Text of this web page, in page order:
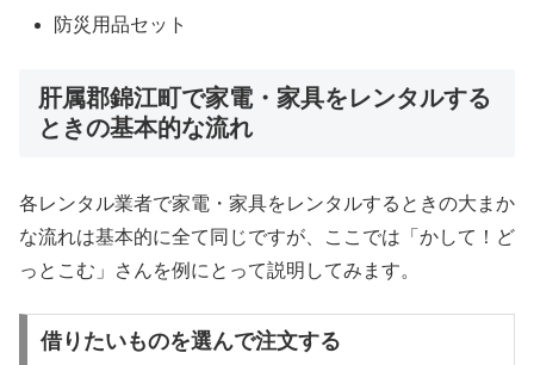
防災用品セット
肝属郡錦江町で家電・家具をレンタルする
ときの基本的な流れ
各レンタル業者で家電・家具をレンタルするときの大まか
な流れは基本的に全て同じですが、ここでは「かして！ど
っとこむ」さんを例にとって説明してみます。
借りたいものを選んで注文する